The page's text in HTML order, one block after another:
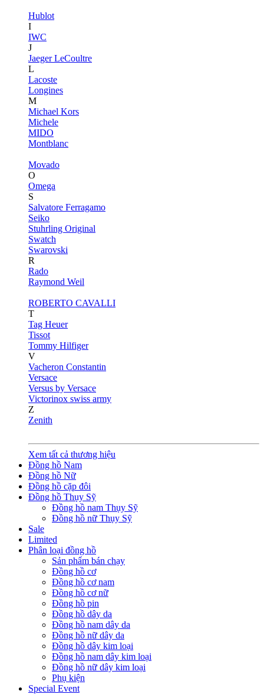
Hublot
I
IWC
J
Jaeger LeCoultre
L
Lacoste
Longines
M
Michael Kors
Michele
MIDO
Montblanc
Movado
O
Omega
S
Salvatore Ferragamo
Seiko
Stuhrling Original
Swatch
Swarovski
R
Rado
Raymond Weil
ROBERTO CAVALLI
T
Tag Heuer
Tissot
Tommy Hilfiger
V
Vacheron Constantin
Versace
Versus by Versace
Victorinox swiss army
Z
Zenith
Xem tất cả thương hiệu
Đồng hồ Nam
Đồng hồ Nữ
Đồng hồ cặp đôi
Đồng hồ Thụy Sỹ
Đồng hồ nam Thụy Sỹ
Đồng hồ nữ Thụy Sỹ
Sale
Limited
Phân loại đồng hồ
Sản phẩm bán chạy
Đồng hồ cơ
Đồng hồ cơ nam
Đồng hồ cơ nữ
Đồng hồ pin
Đồng hồ dây da
Đồng hồ nam dây da
Đồng hồ nữ dây da
Đồng hồ dây kim loại
Đồng hồ nam dây kim loại
Đồng hồ nữ dây kim loại
Phụ kiện
Special Event